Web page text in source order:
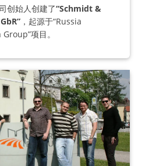
创始人创建了“Schmidt &
，起源于“Russia
项目。